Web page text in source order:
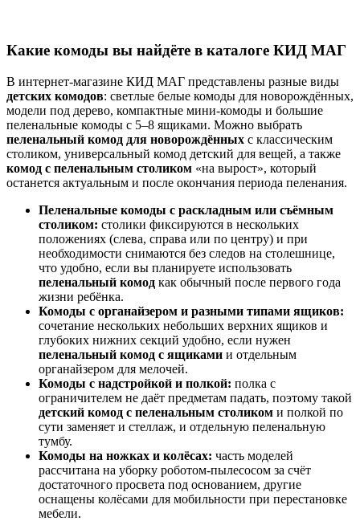
Какие комоды вы найдёте в каталоге КИД МАГ
В интернет‑магазине КИД МАГ представлены разные виды
детских комодов: светлые белые комоды для новорождённых,
модели под дерево, компактные мини‑комоды и большие
пеленальные комоды с 5–8 ящиками. Можно выбрать
пеленальный комод для новорождённых с классическим
столиком, универсальный комод детский для вещей, а также
комод с пеленальным столиком «на вырост», который
останется актуальным и после окончания периода пеленания.
Пеленальные комоды с раскладным или съёмным
столиком: столики фиксируются в нескольких
положениях (слева, справа или по центру) и при
необходимости снимаются без следов на столешнице,
что удобно, если вы планируете использовать
пеленальный комод как обычный после первого года
жизни ребёнка.
Комоды с органайзером и разными типами ящиков:
сочетание нескольких небольших верхних ящиков и
глубоких нижних секций удобно, если нужен
пеленальный комод с ящиками и отдельным
органайзером для мелочей.
Комоды с надстройкой и полкой: полка с
ограничителем не даёт предметам падать, поэтому такой
детский комод с пеленальным столиком и полкой по
сути заменяет и стеллаж, и отдельную пеленальную
тумбу.
Комоды на ножках и колёсах: часть моделей
рассчитана на уборку роботом‑пылесосом за счёт
достаточного просвета под основанием, другие
оснащены колёсами для мобильности при перестановке
мебели.